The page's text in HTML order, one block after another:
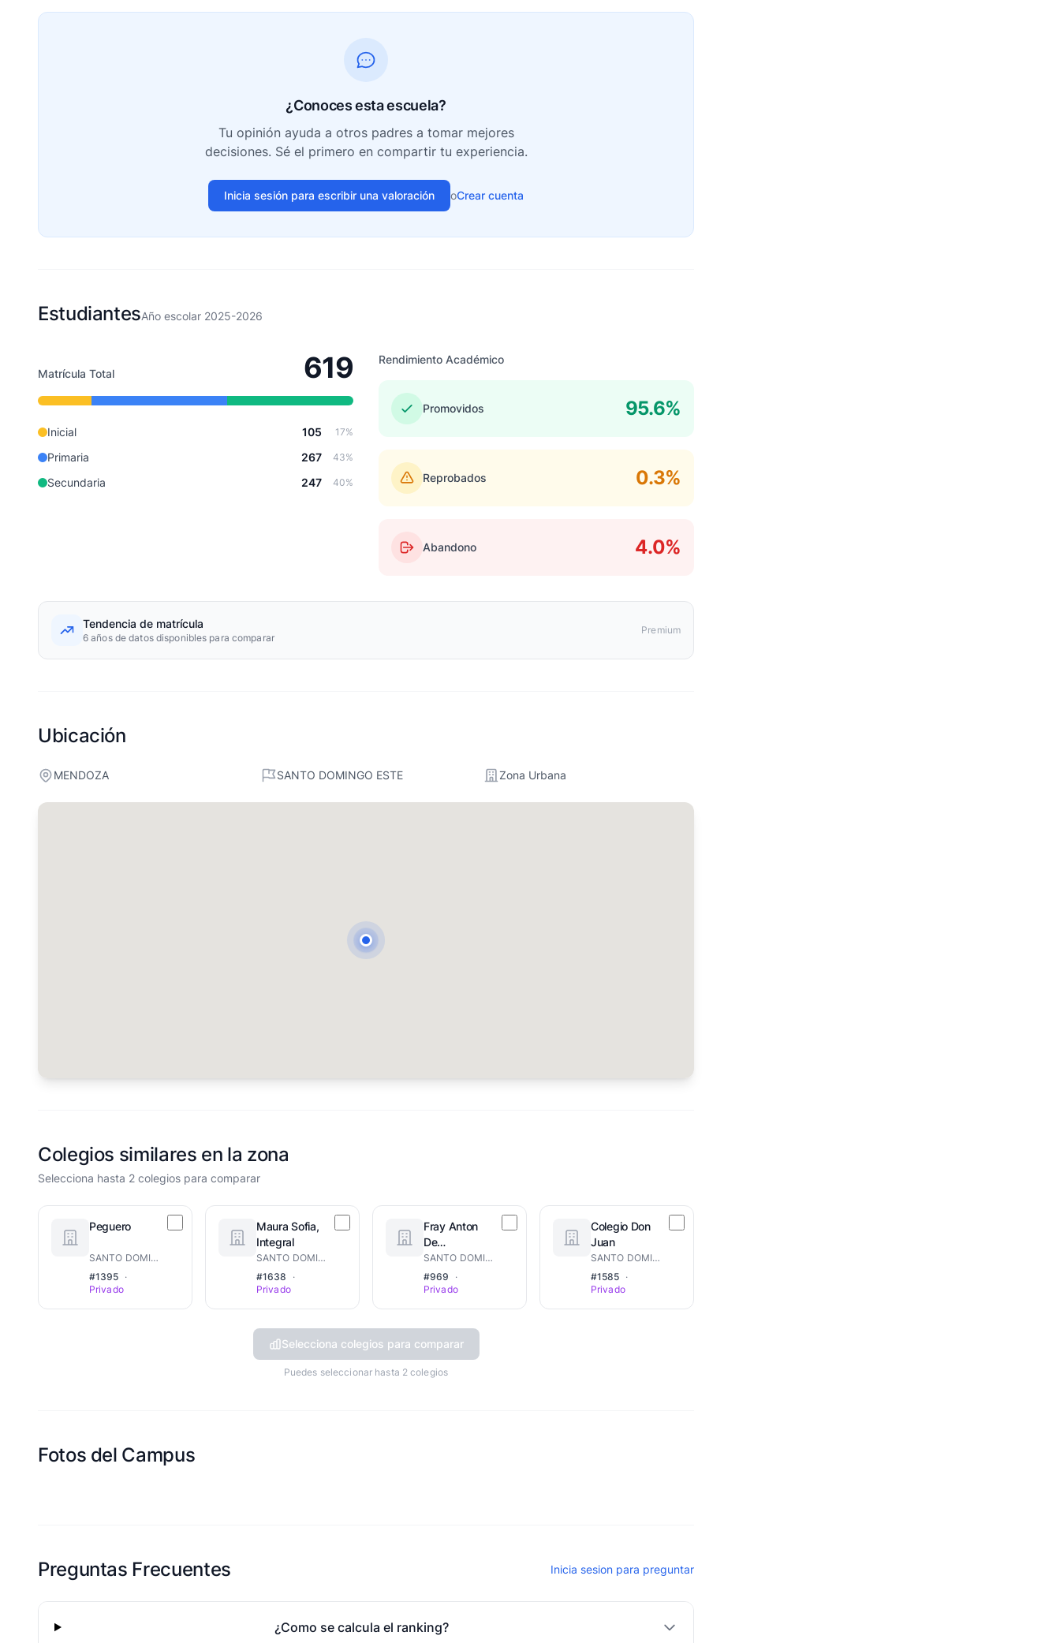
¿Conoces esta escuela?
Tu opinión ayuda a otros padres a tomar mejores
decisiones. Sé el primero en compartir tu experiencia.
Inicia sesión para escribir una valoración oCrear cuenta
EstudiantesAño escolar 2025-2026
Matrícula Total 619
Inicial 105 17%
Primaria 267 43%
Secundaria 247 40%
Rendimiento Académico
Promovidos 95.6%
Reprobados 0.3%
Abandono 4.0%
Tendencia de matrícula
6 años de datos disponibles para comparar
Premium
Ubicación
MENDOZA SANTO DOMINGO ESTE Zona Urbana
Colegios similares en la zona
Selecciona hasta 2 colegios para comparar
Peguero
SANTO DOMINGO ESTE
#1395 ·
Privado
Maura Sofia,
Integral
SANTO DOMINGO ESTE
#1638
·
Privado
Fray Anton
De
Montesinos SANTO DOMINGO ESTE
#969
·
Privado
Colegio Don
Juan
SANTO DOMINGO ESTE
#1585 ·
Privado
Selecciona colegios para comparar
Puedes seleccionar hasta 2 colegios
Fotos del Campus
Preguntas Frecuentes Inicia sesion para preguntar
¿Como se calcula el ranking?